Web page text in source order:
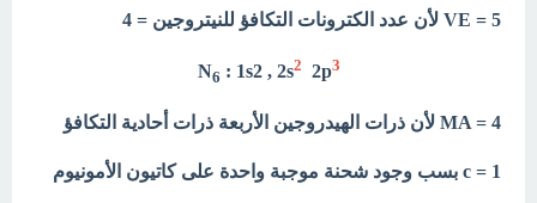
VE = 5 لأن عدد الكترونات التكافؤ للنيتروجين = 4
N6 : 1s2 , 2s2 2p3
MA = 4 لأن ذرات الهيدروجين الأربعة ذرات أحادية التكافؤ
c = 1 بسب وجود شحنة موجبة واحدة على كاتيون الأمونيوم